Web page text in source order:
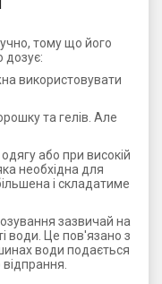
тому що його
дозує:
використовувати
та гелів. Але
або при високій
необхідна для
і складатиме
зазвичай на
води. Це пов'язано з
води подається